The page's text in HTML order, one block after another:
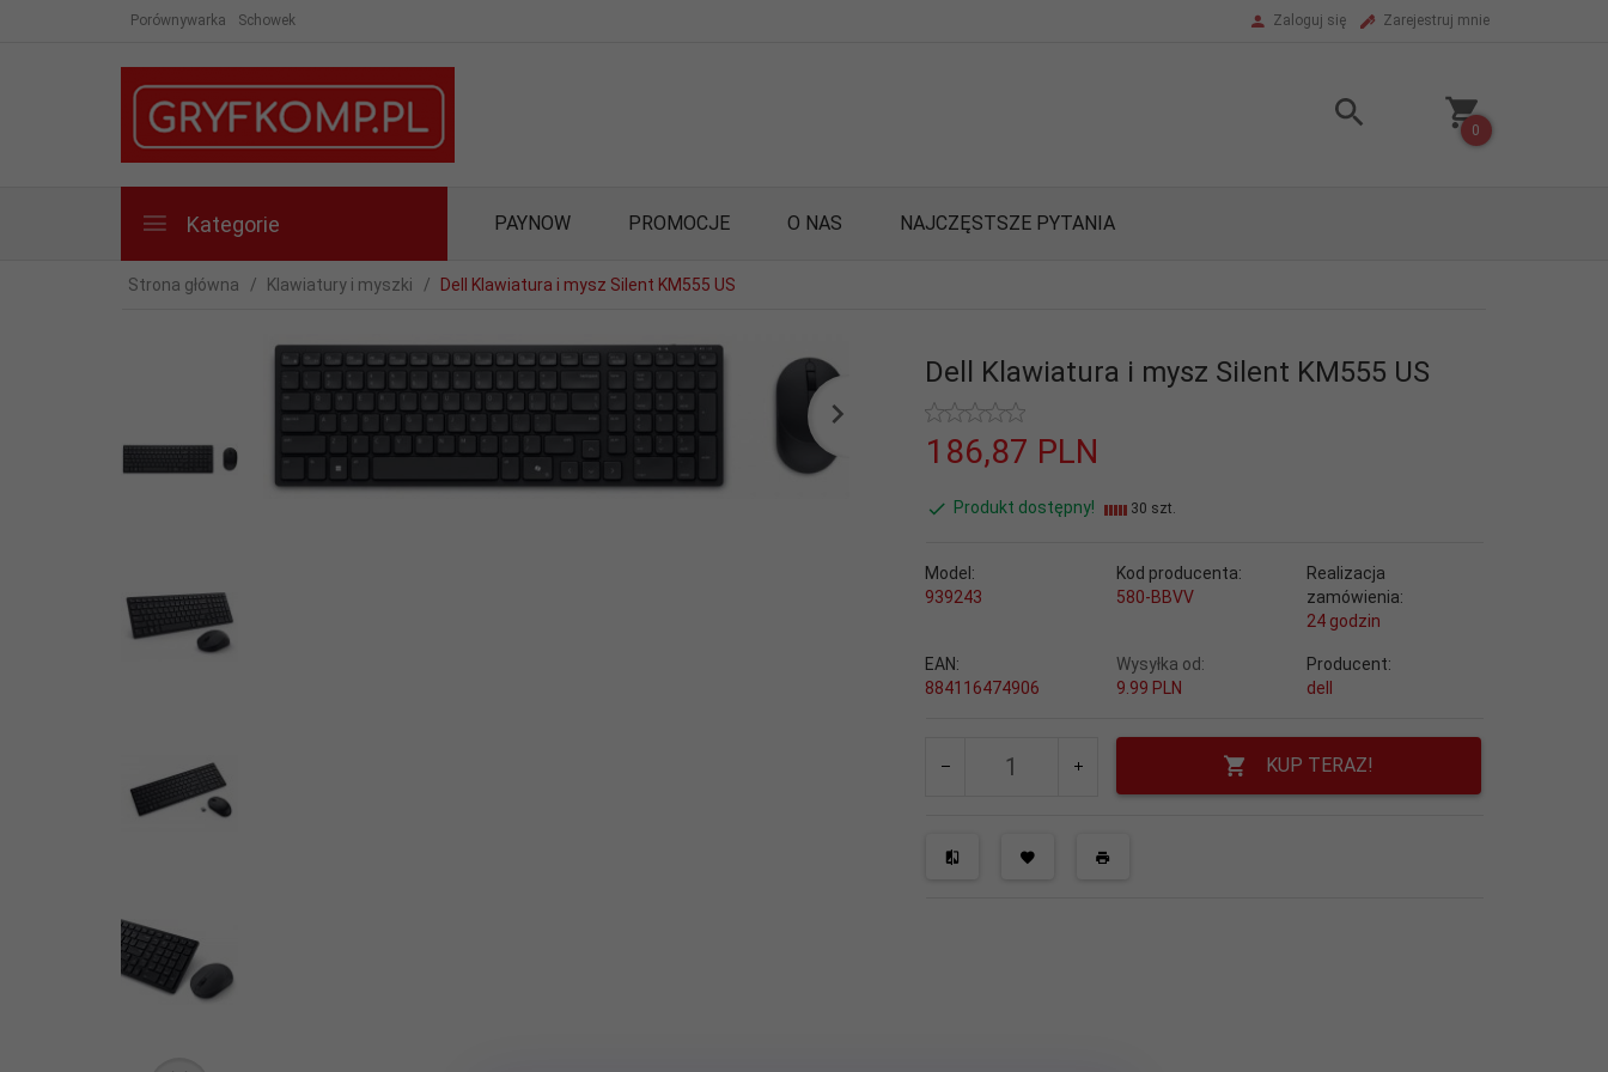
Porównywarka Schowek Zaloguj się Zarejestruj mnie
0
Kategorie PAYNOW PROMOCJE O NAS NAJCZĘSTSZE PYTANIA
Strona główna Klawiatury i myszki Dell Klawiatura i mysz Silent KM555 US
Dell Klawiatura i mysz Silent KM555 US
186,87 PLN
Produkt dostępny! 30 szt.
Model:
939243
Kod producenta:
580-BBVV
Realizacja
zamówienia:
24 godzin
EAN:
884116474906
Wysyłka od:
9.99 PLN
Producent:
dell
KUP TERAZ!